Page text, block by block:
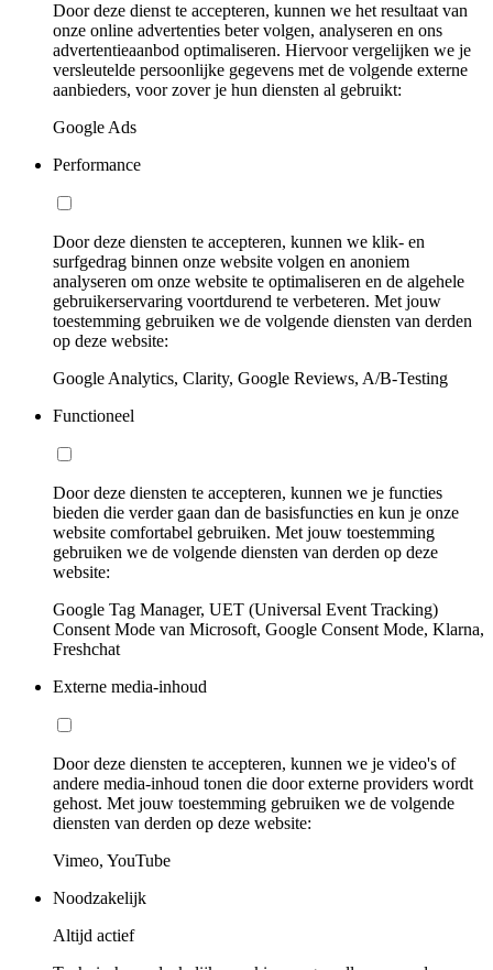
Door deze dienst te accepteren, kunnen we het resultaat van
onze online advertenties beter volgen, analyseren en ons
advertentieaanbod optimaliseren. Hiervoor vergelijken we je
versleutelde persoonlijke gegevens met de volgende externe
aanbieders, voor zover je hun diensten al gebruikt:
Google Ads
Performance
Door deze diensten te accepteren, kunnen we klik- en
surfgedrag binnen onze website volgen en anoniem
analyseren om onze website te optimaliseren en de algehele
gebruikerservaring voortdurend te verbeteren. Met jouw
toestemming gebruiken we de volgende diensten van derden
op deze website:
Google Analytics, Clarity, Google Reviews, A/B-Testing
Functioneel
Door deze diensten te accepteren, kunnen we je functies
bieden die verder gaan dan de basisfuncties en kun je onze
website comfortabel gebruiken. Met jouw toestemming
gebruiken we de volgende diensten van derden op deze
website:
Google Tag Manager, UET (Universal Event Tracking)
Consent Mode van Microsoft, Google Consent Mode, Klarna,
Freshchat
Externe media-inhoud
Door deze diensten te accepteren, kunnen we je video's of
andere media-inhoud tonen die door externe providers wordt
gehost. Met jouw toestemming gebruiken we de volgende
diensten van derden op deze website:
Vimeo, YouTube
Noodzakelijk
Altijd actief